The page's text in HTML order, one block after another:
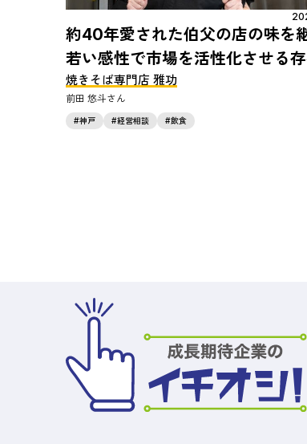
約40年愛された伯父の店の味を
若い感性で市場を活性化させる
焼きそば専門店 雅功
前田 悠斗
神戸 経営相談 飲食